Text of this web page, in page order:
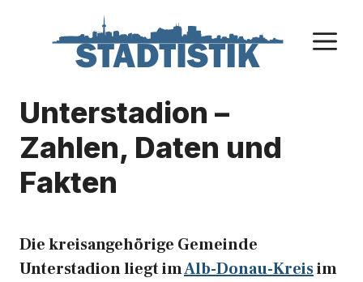
Unterstadion –
Zahlen, Daten und
Fakten
Die kreisangehörige Gemeinde
Unterstadion liegt imAlb-Donau-Kreisim